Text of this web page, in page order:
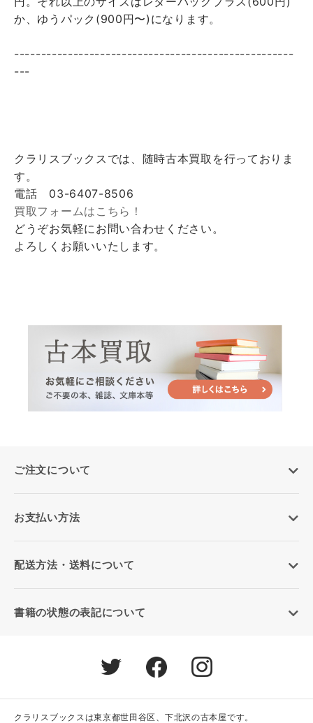
か、ゆうパック(900円〜)になります。
----------------------------------------------------
---
クラリスブックスでは、随時古本買取を行っておりま
す。
電話 03-6407-8506
買取フォームはこちら！
どうぞお気軽にお問い合わせください。
よろしくお願いいたします。
ご注文について
お支払い方法
配送方法・送料について
書籍の状態の表記について
クラリスブックスは東京都世田谷区、下北沢の古本屋です。